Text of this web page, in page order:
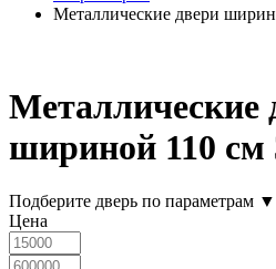
Металлические двери
Металлические
шириной 110 см
Подберите дверь по параметрам ▼
Цена